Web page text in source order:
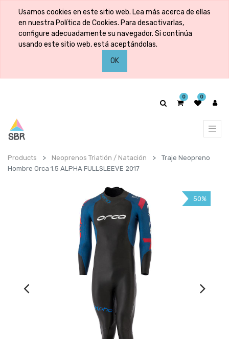
Usamos cookies en este sitio web. Lea más acerca de ellas
en nuestra Política de Cookies. Para desactivarlas,
configure adecuadamente su navegador. Si continúa
usando este sitio web, está aceptándolas.
OK
0 0
Products Neoprenos Triatlón / Natación
Traje Neopreno
Hombre Orca 1.5 ALPHA FULLSLEEVE 2017
50%